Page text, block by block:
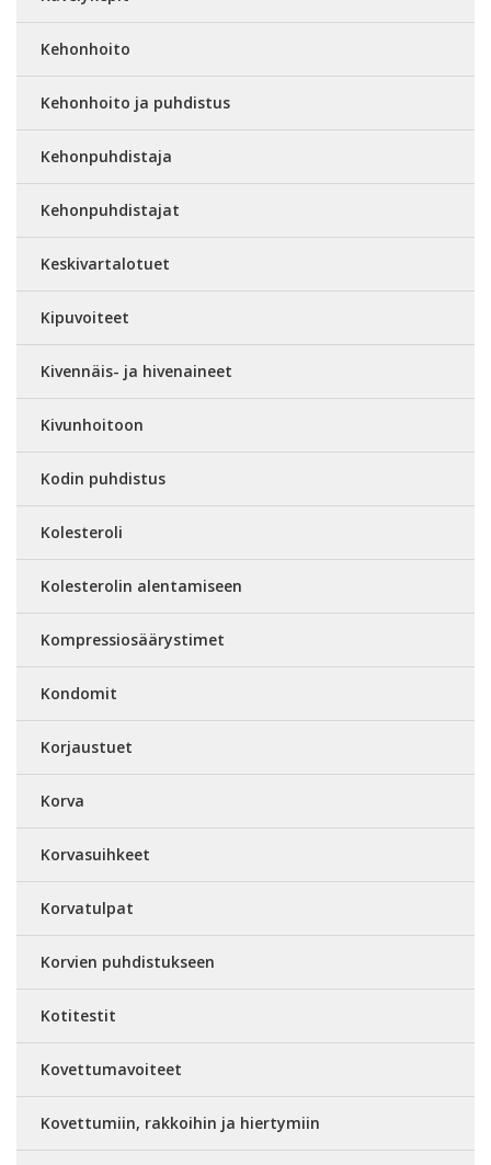
Kehonhoito
Kehonhoito ja puhdistus
Kehonpuhdistaja
Kehonpuhdistajat
Keskivartalotuet
Kipuvoiteet
Kivennäis- ja hivenaineet
Kivunhoitoon
Kodin puhdistus
Kolesteroli
Kolesterolin alentamiseen
Kompressiosäärystimet
Kondomit
Korjaustuet
Korva
Korvasuihkeet
Korvatulpat
Korvien puhdistukseen
Kotitestit
Kovettumavoiteet
Kovettumiin, rakkoihin ja hiertymiin